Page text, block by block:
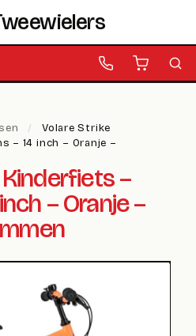
/
Volare Strike
– 14 inch – Oranje –
–
– Oranje –